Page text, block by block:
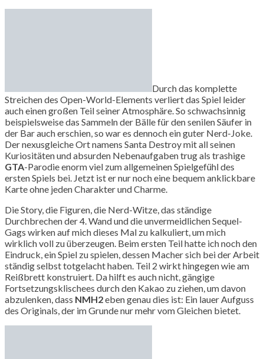
Durch das komplette
Streichen des Open-World-Elements verliert das Spiel leider
auch einen großen Teil seiner Atmosphäre. So schwachsinnig
beispielsweise das Sammeln der Bälle für den senilen Säufer in
der Bar auch erschien, so war es dennoch ein guter Nerd-Joke.
Der nexusgleiche Ort namens Santa Destroy mit all seinen
Kuriositäten und absurden Nebenaufgaben trug als trashige
GTA-Parodie enorm viel zum allgemeinen Spielgefühl des
ersten Spiels bei. Jetzt ist er nur noch eine bequem anklickbare
Karte ohne jeden Charakter und Charme.
Die Story, die Figuren, die Nerd-Witze, das ständige
Durchbrechen der 4. Wand und die unvermeidlichen Sequel-
Gags wirken auf mich dieses Mal zu kalkuliert, um mich
wirklich voll zu überzeugen. Beim ersten Teil hatte ich noch den
Eindruck, ein Spiel zu spielen, dessen Macher sich bei der Arbeit
ständig selbst totgelacht haben. Teil 2 wirkt hingegen wie am
Reißbrett konstruiert. Da hilft es auch nicht, gängige
Fortsetzungsklischees durch den Kakao zu ziehen, um davon
abzulenken, dass NMH2eben genau dies ist: Ein lauer Aufguss
des Originals, der im Grunde nur mehr vom Gleichen bietet.